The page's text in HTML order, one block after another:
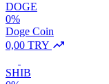
DOGE
0%
Doge Coin
0,00 TRY
SHIB